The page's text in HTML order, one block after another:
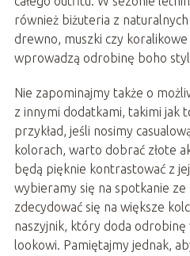
również biżuteria z
drewno, muszki czy
wprowadzą odrobinę boho
Nie zapominajmy także o
z innymi dodatkami, takimi jak
przykład, jeśli nosimy
kolorach, warto dobrać złote
będą pięknie kontrastować z
wybieramy się na spotkanie
zdecydować się na większe
naszyjnik, który doda odrobinę
lookowi. Pamiętajmy jednak,